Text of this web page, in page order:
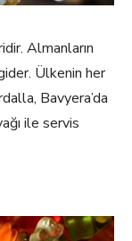
Almanların
Ülkenin her
Bavyera’da
ile servis